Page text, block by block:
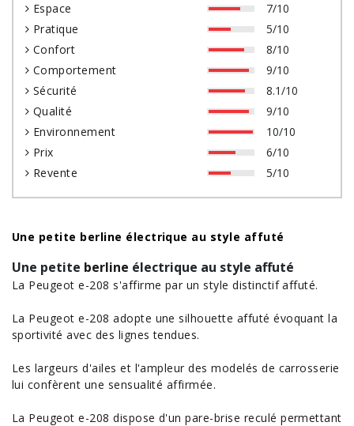
Espace
7/10
Pratique
5/10
Confort
8/10
Comportement
9/10
Sécurité
8.1/10
Qualité
9/10
Environnement
10/10
Prix
6/10
Revente
5/10
Une petite berline électrique au style affuté
Une petite berline électrique au style affuté
La Peugeot e-208 s'affirme par un style distinctif affuté.
La Peugeot e-208 adopte une silhouette affuté évoquant la
sportivité avec des lignes tendues.
Les largeurs d'ailes et l'ampleur des modelés de carrosserie
lui confèrent une sensualité affirmée.
La Peugeot e-208 dispose d'un pare-brise reculé permettant